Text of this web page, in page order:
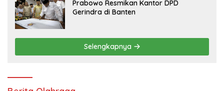
Prabowo Resmikan Kantor DPD
Gerindra di Banten
Selengkapnya